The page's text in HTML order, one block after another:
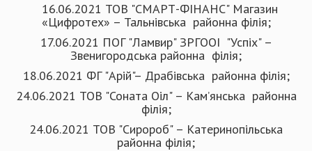
16.06.2021 ТОВ "СМАРТ-ФІНАНС" Магазин
«Цифротех» – Тальнівська районна філія;
17.06.2021 ПОГ "Ламвир" ЗРГООІ "Успіх" –
Звенигородська районна філія;
18.06.2021 ФГ "Арій"– Драбівська районна філія;
24.06.2021 ТОВ "Соната Оіл" – Кам’янська районна
філія;
24.06.2021 ТОВ "Сиророб" – Катеринопільська
районна філія;